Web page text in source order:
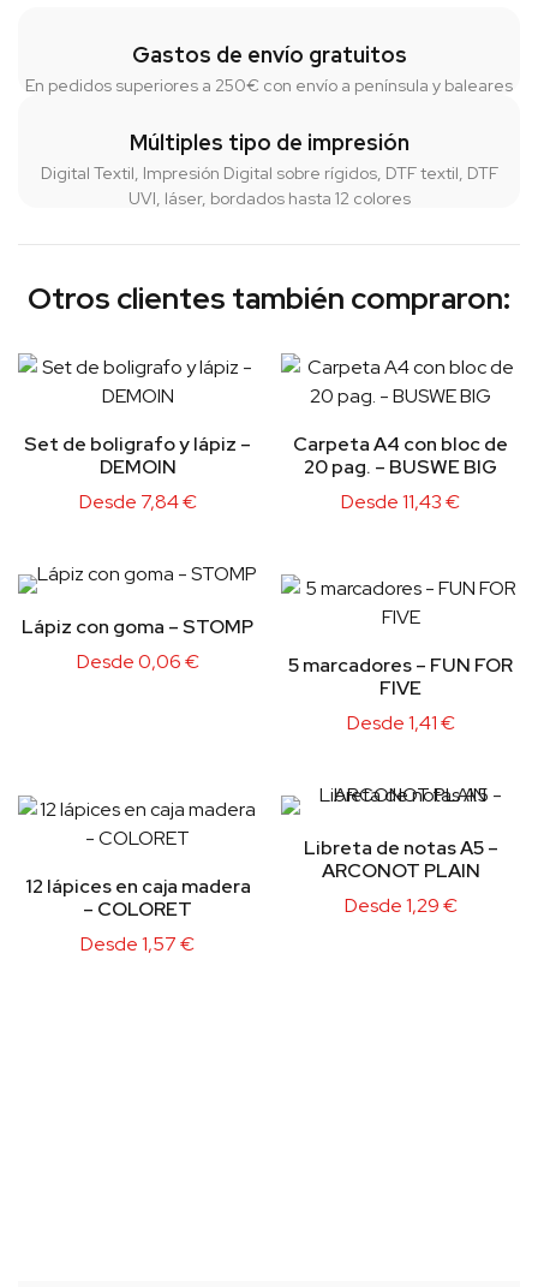
Gastos de envío gratuitos
En pedidos superiores a 250€ con envío a península y baleares
Múltiples tipo de impresión
Digital Textil, Impresión Digital sobre rígidos, DTF textil, DTF
UVI, láser, bordados hasta 12 colores
Otros clientes también compraron:
Set de boligrafo y lápiz –
DEMOIN
Desde 7,84€
Carpeta A4 con bloc de
20 pag. – BUSWE BIG
Desde11,43€
Lápiz con goma – STOMP
Desde0,06€
5 marcadores – FUN FOR
FIVE
Desde1,41€
12 lápices en caja madera
– COLORET
Desde1,57€
Libreta de notas A5 –
ARCONOT PLAIN
Desde1,29€